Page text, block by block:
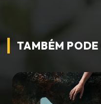
TAMBÉM PODE